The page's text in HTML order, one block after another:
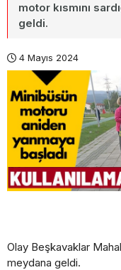
motor kısmını
geldi.
4 Mayıs 2024
Olay Beşkavaklar
meydana geldi.